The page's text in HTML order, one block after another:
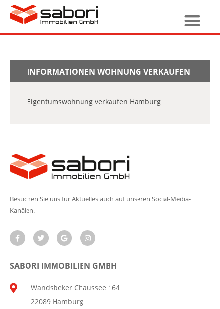
INFORMATIONEN WOHNUNG VERKAUFEN
Eigentumswohnung verkaufen Hamburg
Besuchen Sie uns für Aktuelles auch auf unseren Social-Media-
Kanälen.
SABORI IMMOBILIEN GMBH
Wandsbeker Chaussee 164
22089 Hamburg